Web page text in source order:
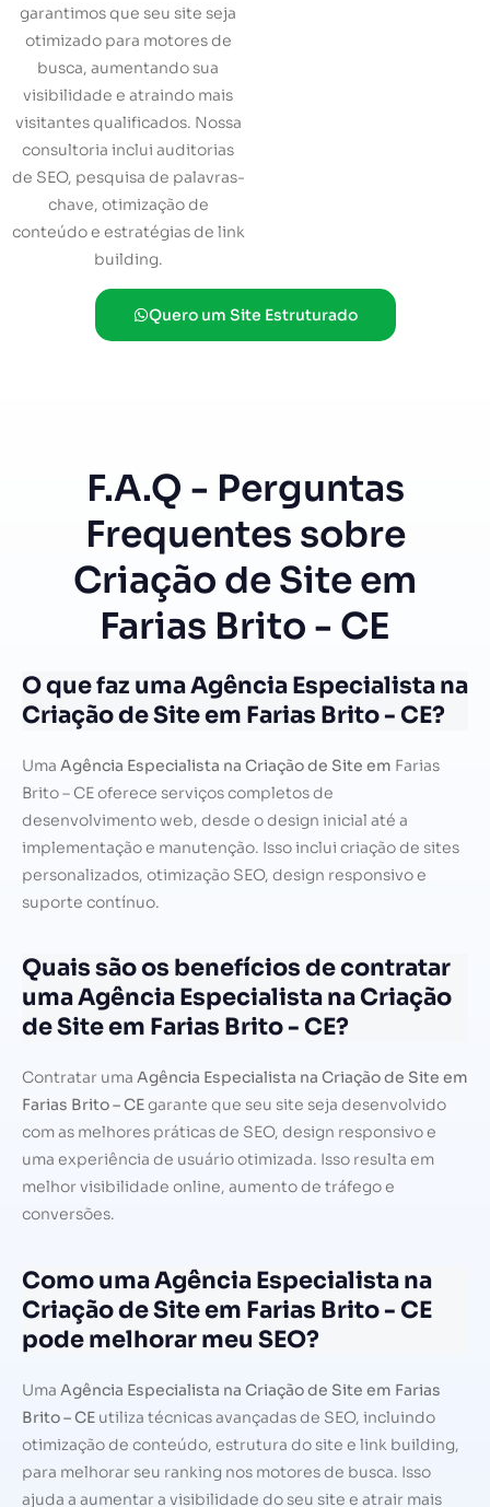
garantimos que seu site seja
otimizado para motores de
busca, aumentando sua
visibilidade e atraindo mais
visitantes qualificados. Nossa
consultoria inclui auditorias
de SEO, pesquisa de palavras-
chave, otimização de
conteúdo e estratégias de link
building.
Quero um Site Estruturado
F.A.Q - Perguntas
Frequentes sobre
Criação de Site em
Farias Brito - CE
O que faz uma Agência Especialista na
Criação de Site em Farias Brito - CE?
Uma Agência Especialista na Criação de Site em Farias
Brito – CE oferece serviços completos de
desenvolvimento web, desde o design inicial até a
implementação e manutenção. Isso inclui criação de sites
personalizados, otimização SEO, design responsivo e
suporte contínuo.
Quais são os benefícios de contratar
uma Agência Especialista na Criação
de Site em Farias Brito - CE?
Contratar uma Agência Especialista na Criação de Site em
Farias Brito – CEgarante que seu site seja desenvolvido
com as melhores práticas de SEO, design responsivo e
uma experiência de usuário otimizada. Isso resulta em
melhor visibilidade online, aumento de tráfego e
conversões.
Como uma Agência Especialista na
Criação de Site em Farias Brito - CE
pode melhorar meu SEO?
Uma Agência Especialista na Criação de Site em Farias
Brito – CE utiliza técnicas avançadas de SEO, incluindo
otimização de conteúdo, estrutura do site e link building,
para melhorar seu ranking nos motores de busca. Isso
ajuda a aumentar a visibilidade do seu site e atrair mais